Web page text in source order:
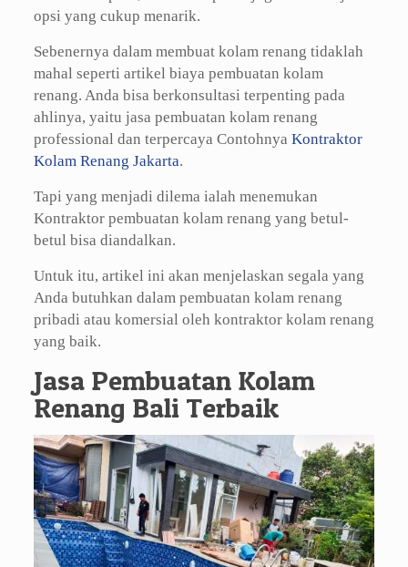
opsi yang cukup menarik.
Sebenernya dalam membuat kolam renang tidaklah
mahal seperti artikel biaya pembuatan kolam
renang. Anda bisa berkonsultasi terpenting pada
ahlinya, yaitu jasa pembuatan kolam renang
professional dan terpercaya Contohnya Kontraktor
Kolam Renang Jakarta.
Tapi yang menjadi dilema ialah menemukan
Kontraktor pembuatan kolam renang yang betul-
betul bisa diandalkan.
Untuk itu, artikel ini akan menjelaskan segala yang
Anda butuhkan dalam pembuatan kolam renang
pribadi atau komersial oleh kontraktor kolam renang
yang baik.
Jasa Pembuatan Kolam
Renang Bali Terbaik